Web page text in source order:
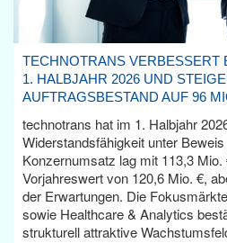
TECHNOTRANS VERBESSERT
1. HALBJAHR 2026 UND
AUFTRAGSBESTAND AUF 96
technotrans hat im 1. Halbjahr
Widerstandsfähigkeit unter
Konzernumsatz lag mit 113,3 Mio.
Vorjahreswert von 120,6 Mio. €,
der Erwartungen. Die
sowie Healthcare & Analytics
strukturell attraktive